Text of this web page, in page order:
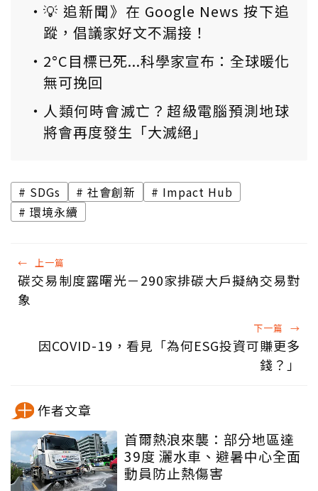
💡 追新聞》在 Google News 按下追
蹤，倡議家好文不漏接！
2°C目標已死...科學家宣布：全球暖化
無可挽回
人類何時會滅亡？超級電腦預測地球
將會再度發生「大滅絕」
SDGs 社會創新
Impact Hub
環境永續
← 上一篇
碳交易制度露曙光－290家排碳大戶擬納交易對
象
下一篇 →
因COVID-19，看見「為何ESG投資可賺更多
錢？」
作者文章
首爾熱浪來襲：部分地區達
39度 灑水車、避暑中心全面
動員防止熱傷害